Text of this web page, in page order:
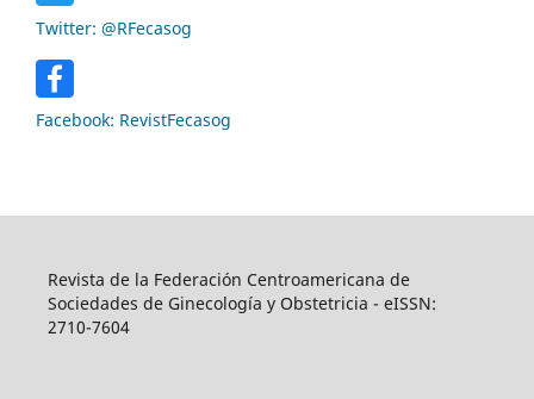
Twitter: @RFecasog
Facebook: RevistFecasog
Revista de la Federación Centroamericana de
Sociedades de Ginecología y Obstetricia - eISSN:
2710­-7604